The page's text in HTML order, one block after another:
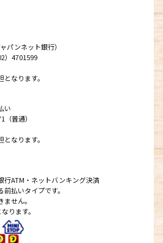
パンネット銀行）
）4701599
なります。
い
普通）
なります。
行ATM・ネットバンキング決済
払いタイプです。
せん。
ります。